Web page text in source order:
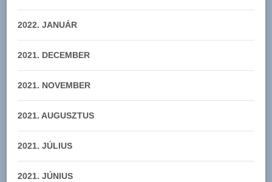
2022. JANUÁR
2021. DECEMBER
2021. NOVEMBER
2021. AUGUSZTUS
2021. JÚLIUS
2021. JÚNIUS